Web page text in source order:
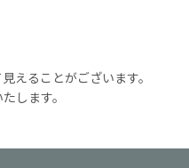
えることがございます。
します。